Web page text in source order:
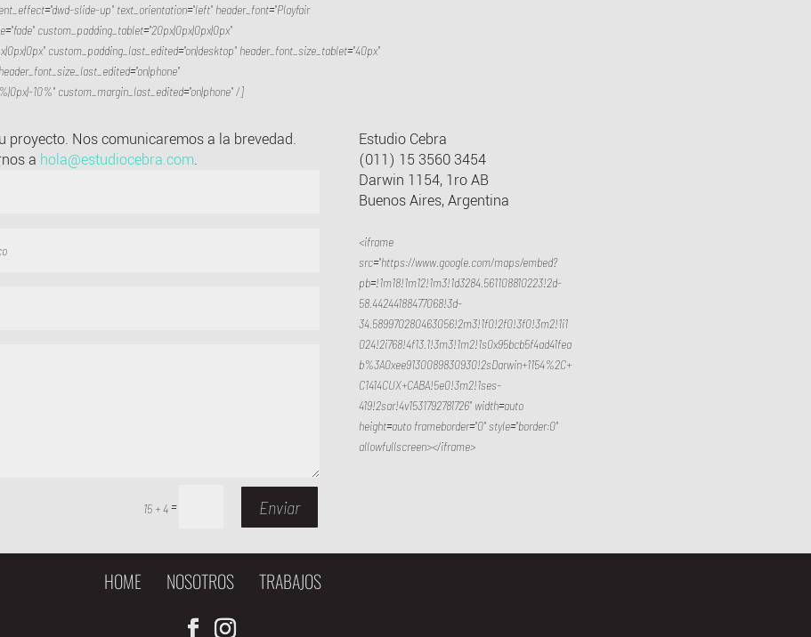
slide-up" text_orientation="left" header_font="Playfair
custom_padding_tablet="20px|0px|0px|0px"
custom_padding_last_edited="on|desktop" header_font_size_tablet="40px"
10%" custom_margin_last_edited="on|phone" /]
proyecto. Nos comunicaremos a la brevedad.
a hola@estudiocebra.com.
15 + 4 = Enviar
Estudio Cebra
(011) 15 3560 3454
Darwin 1154, 1ro AB
Buenos Aires, Argentina
<iframe
src="https://www.google.com/maps/embed?
pb=!1m18!1m12!1m3!1d3284.561108810223!2d-
58.44244188477068!3d-
34.589970280463056!2m3!1f0!2f0!3f0!3m2!1i1
024!2i768!4f13.1!3m3!1m2!1s0x95bcb5f4ad41fea
b%3A0xee9130089830930!2sDarwin+1154%2C+
C1414CUX+CABA!5e0!3m2!1ses-
419!2sar!4v1531792781726" width=auto
height=auto frameborder="0" style="border:0"
allowfullscreen></iframe>
HOME NOSOTROS
TRABAJOS